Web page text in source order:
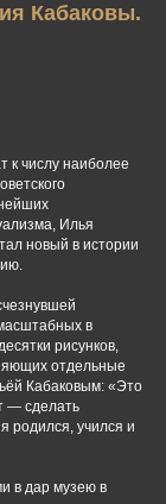
Кабаковы.
к числу наиболее
Илья
новый в истории
в
рисунков,
отдельные
Кабаковым: «Это
— сделать
родился, учился и
в дар музею в